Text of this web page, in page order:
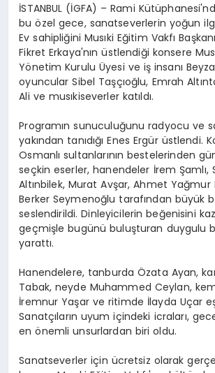
İSTANBUL (İGFA) – Rami
bu özel gece, sanatseverlerin yoğun
Ev sahipliğini Musıki Eğitim Vakfı
Fikret Erkaya'nın üstlendiği konsere
Yönetim Kurulu Üyesi ve iş insanı
oyuncular Sibel Taşçıoğlu, Emrah
Ali ve musıkiseverler katıldı.
Programın sunuculuğunu radyocu ve
yakından tanıdığı Enes Ergür üstlendi.
Osmanlı sultanlarının bestelerinden
seçkin eserler, hanendeler İrem Şamlı,
Altınbilek, Murat Avşar, Ahmet Yağmur
Berker Seymenoğlu tarafından büyük
seslendirildi. Dinleyicilerin beğenisini
geçmişle bugünü buluşturan duygulu
yarattı.
Hanendelere, tanburda Özata Ayan,
Tabak, neyde Muhammed Ceylan,
İremnur Yaşar ve ritimde İlayda Uçar
Sanatçıların uyum içindeki icraları,
en önemli unsurlardan biri oldu.
Sanatseverler için ücretsiz olarak